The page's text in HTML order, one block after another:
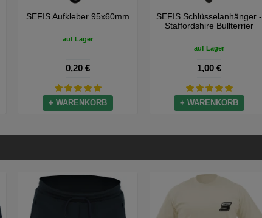
SEFIS Aufkleber 95x60mm
auf Lager
0,20 €
+ WARENKORB
SEFIS Schlüsselanhänger -
Staffordshire Bullterrier
auf Lager
1,00 €
+ WARENKORB